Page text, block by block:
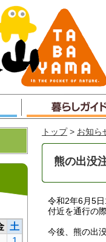
トップ > お知ら
熊の出没
令和2年6月5
付近を通行の
今後、熊の出